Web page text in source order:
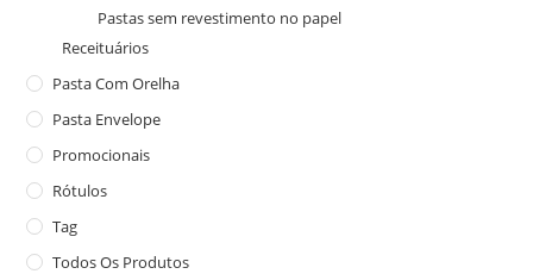
Pastas sem revestimento no papel
Receituários
Pasta Com Orelha
Pasta Envelope
Promocionais
Rótulos
Tag
Todos Os Produtos